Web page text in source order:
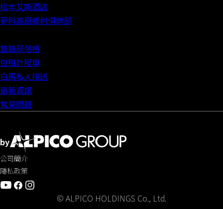
松本艾斯酒店
蓼科高原鄉村俱樂部
旅遊部落格
包租計程車
白馬私人接送
最新資訊
常見問題
by
公司簡介
隱私政策
© ALPICO HOLDINGS Co., Ltd.